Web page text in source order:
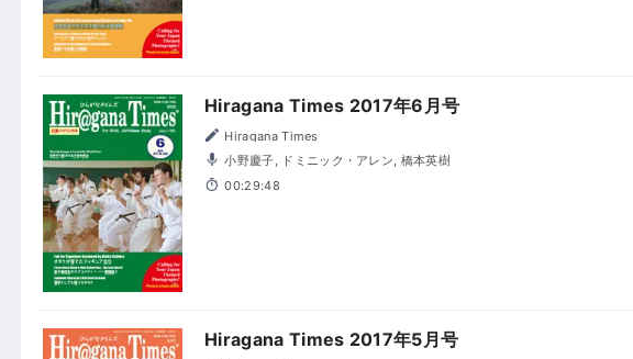
Hiragana Times 2017年6月号
Hiragana Times
小野慶子, ドミニック・アレン, 橋本英樹
00:29:48
Hiragana Times 2017年5月号